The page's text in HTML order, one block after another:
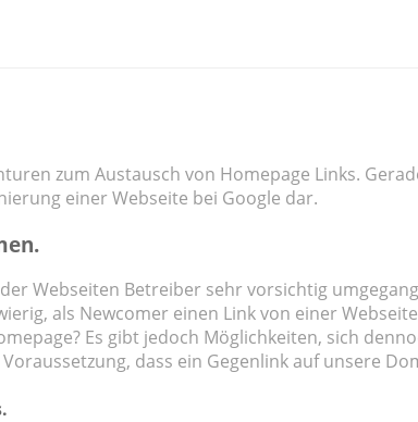
zum Austausch von Homepage Links.
einer Webseite bei Google dar.
Webseiten Betreiber sehr vorsichtig
als Newcomer einen Link von einer
Es gibt jedoch Möglichkeiten, sich
dass ein Gegenlink auf unsere